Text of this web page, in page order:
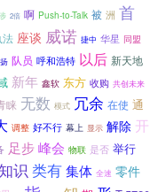
2倍 啊 Push-to-Talk 被 洲 首
法 座谈 威诺 捷中 华星 同盟
队员 呼和浩特 以后 新天地
新年 鑫软 东方 收购 共创未来
睐 无数 模式 冗余 在使 通
调整 好不行 幕上 显示 解除 开
足步峰会 物联 是否 举行
识 类有集体 全速 零件